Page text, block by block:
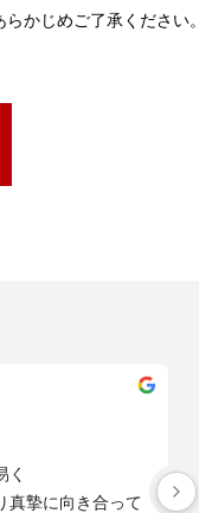
かじめご了承ください。
く
真摯に向き合って